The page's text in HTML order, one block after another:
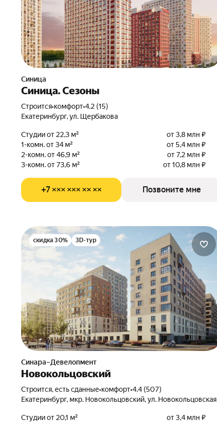
Синица
Синица. Сезоны
Строится•комфорт•4.2 (15)
Екатеринбург, ул. Щербакова
Студии от 22,3 м²
от 3,8 млн ₽
1-комн. от 34 м²
от 5,4 млн ₽
2-комн. от 46,9 м²
от 7,2 млн ₽
3-комн. от 73,6 м²
от 10,8 млн ₽
+7 ××× ××× ×× ×× Позвоните мне
скидка 30% 3D-тур
Синара–Девелопмент
Новокольцовский
Строится, есть сданные•комфорт•4.4 (507)
Екатеринбург, мкр. Новокольцовский, ул. Новокольцовская
Студии от 20,1 м²
от 3,4 млн ₽